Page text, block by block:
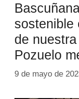
sostenible
de
Pozuelo
9 de mayo de